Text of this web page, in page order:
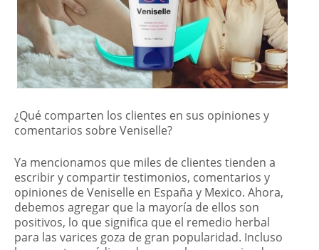
¿Qué comparten los clientes en sus opiniones y
comentarios sobre Veniselle?
Ya mencionamos que miles de clientes tienden a
escribir y compartir testimonios, comentarios y
opiniones de Veniselle en España y Mexico. Ahora,
debemos agregar que la mayoría de ellos son
positivos, lo que significa que el remedio herbal
para las varices goza de gran popularidad. Incluso